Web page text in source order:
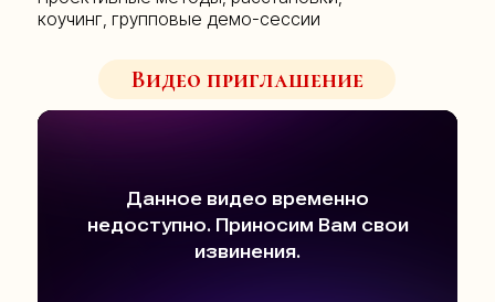
коучинг, групповые демо-сессии
Видео приглашение